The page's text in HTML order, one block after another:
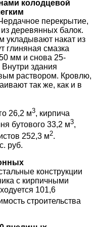
колодцевой
перекрытие,
деревянных балок.
укладывают накат из
глиняная смазка
мм и снова 25-
здания
раствором. Кровлю,
так же, как и в
26,2 м3, кирпича
бутового 33,2 м3,
252,3 м2.
руб.
конструкции
с кирпичными
101,6
строительства